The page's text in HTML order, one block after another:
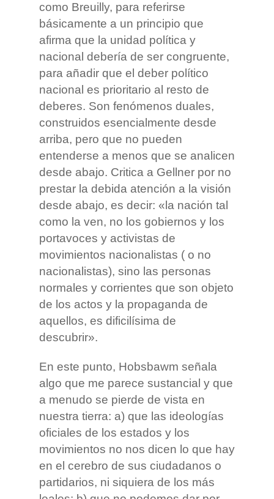
como Breuilly, para referirse
básicamente a un principio que
afirma que la unidad política y
nacional debería de ser congruente,
para añadir que el deber político
nacional es prioritario al resto de
deberes. Son fenómenos duales,
construidos esencialmente desde
arriba, pero que no pueden
entenderse a menos que se analicen
desde abajo. Critica a Gellner por no
prestar la debida atención a la visión
desde abajo, es decir: «la nación tal
como la ven, no los gobiernos y los
portavoces y activistas de
movimientos nacionalistas ( o no
nacionalistas), sino las personas
normales y corrientes que son objeto
de los actos y la propaganda de
aquellos, es dificilísima de
descubrir».
En este punto, Hobsbawm señala
algo que me parece sustancial y que
a menudo se pierde de vista en
nuestra tierra: a) que las ideologías
oficiales de los estados y los
movimientos no nos dicen lo que hay
en el cerebro de sus ciudadanos o
partidarios, ni siquiera de los más